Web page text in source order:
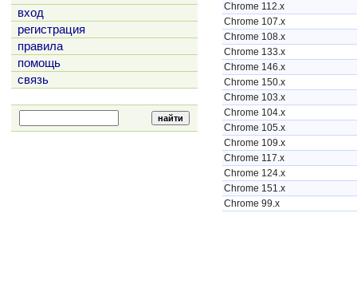
вход
регистрация
правила
помощь
связь
Chrome 112.x
Chrome 107.x
Chrome 108.x
Chrome 133.x
Chrome 146.x
Chrome 150.x
Chrome 103.x
Chrome 104.x
Chrome 105.x
Chrome 109.x
Chrome 117.x
Chrome 124.x
Chrome 151.x
Chrome 99.x